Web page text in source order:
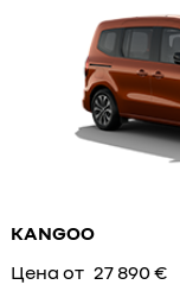
KANGOO
Цена от 27 890 €